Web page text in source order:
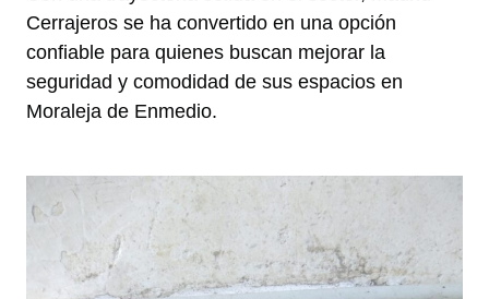
Cerrajeros se ha convertido en una opción
confiable para quienes buscan mejorar la
seguridad y comodidad de sus espacios en
Moraleja de Enmedio.